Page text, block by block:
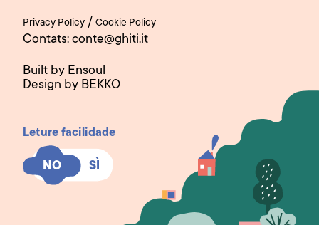
Privacy Policy / Cookie Policy
Contats: conte@ghiti.it
Built by Ensoul
Design by BEKKO
Leture facilidade
NO SÌ
NO SÌ